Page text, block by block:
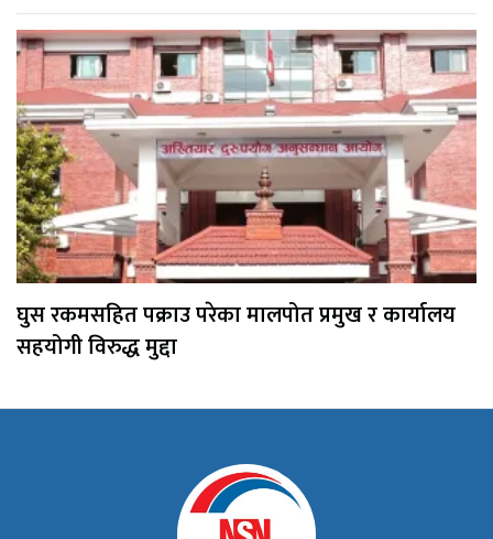
घुस रकमसहित पक्राउ परेका मालपोत प्रमुख र कार्यालय
सहयोगी विरुद्ध मुद्दा